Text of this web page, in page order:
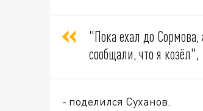
"Пока ехал до
сообщали, что я козëл",
- поделился Суханов.